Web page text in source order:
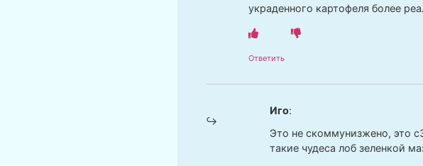
украденного картофеля более
Ответить
Иго:
Это не скоммунизжено, это
такие чудеса лоб зеленкой